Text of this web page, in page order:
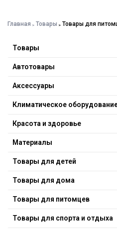
Главная Товары Товары для
Товары
Автотовары
Аксессуары
Климатическое
Красота и здоровье
Материалы
Товары для детей
Товары для дома
Товары для питомцев
Товары для спорта и отдыха